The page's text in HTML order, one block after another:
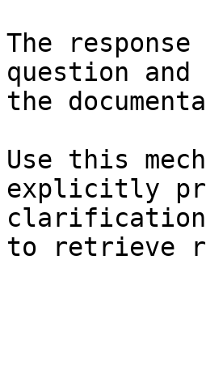
The
question
the
Use this
explicitly
clarification